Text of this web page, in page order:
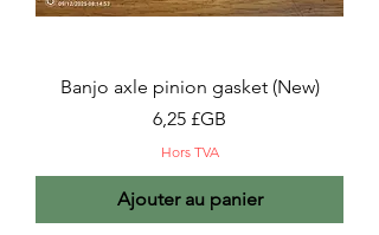
Banjo axle pinion gasket (New)
Prix
6,25 £GB
Hors TVA
Ajouter au panier